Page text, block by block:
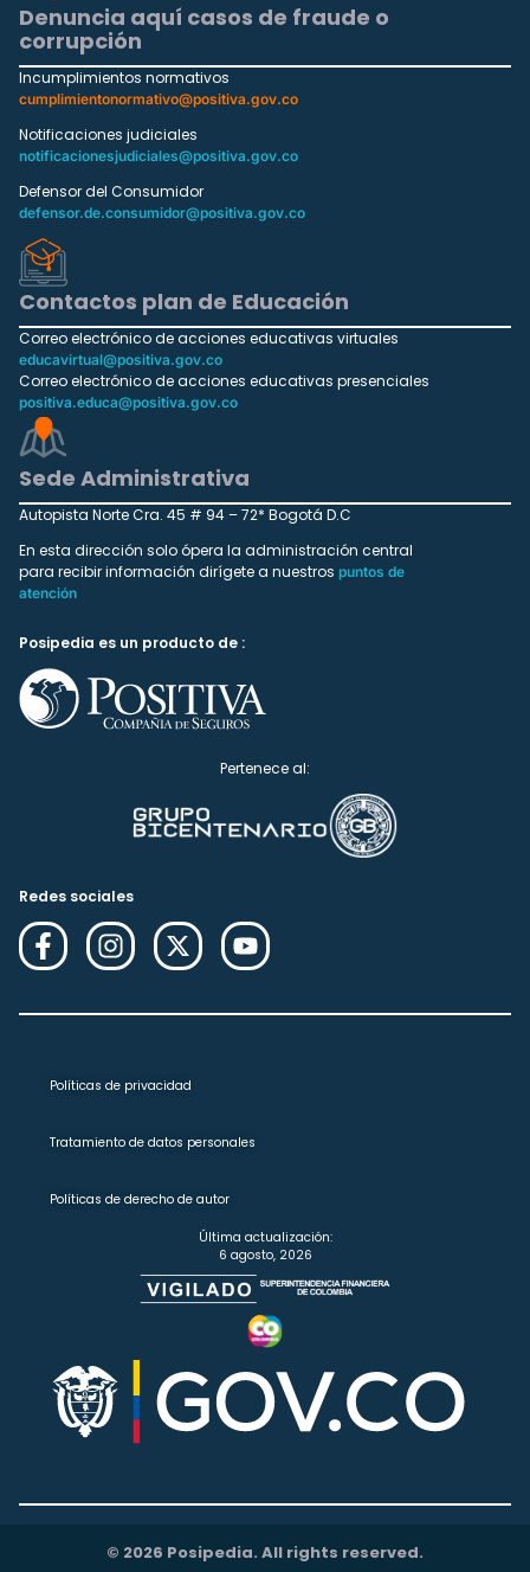
Denuncia aquí casos de fraude o
corrupción
Incumplimientos normativos
cumplimientonormativo@positiva.gov.co
Notificaciones judiciales
notificacionesjudiciales@positiva.gov.co
Defensor del Consumidor
defensor.de.consumidor@positiva.gov.co
Contactos plan de Educación
Correo electrónico de acciones educativas virtuales
educavirtual@positiva.gov.co
Correo electrónico de acciones educativas presenciales
positiva.educa@positiva.gov.co
Sede Administrativa
Autopista Norte Cra. 45 # 94 – 72* Bogotá D.C
En esta dirección solo ópera la administración central
para recibir información dirígete a nuestros puntos de
atención
Posipedia es un producto de :
Pertenece al:
Redes sociales
Políticas de privacidad
Tratamiento de datos personales
Políticas de derecho de autor
Última actualización:
6 agosto, 2026
© 2026 Posipedia. All rights reserved.